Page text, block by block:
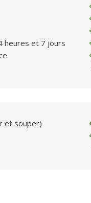
heures et 7 jours
et souper)